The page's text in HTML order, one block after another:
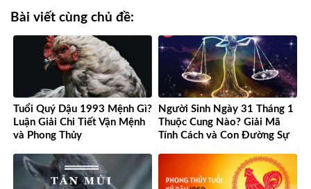
Bài viết cùng chủ đề:
Tuổi Quý Dậu 1993 Mệnh Gì?
Luận Giải Chi Tiết Vận Mệnh
và Phong Thủy
Người Sinh Ngày 31 Tháng 1
Thuộc Cung Nào? Giải Mã
Tính Cách và Con Đường Sự